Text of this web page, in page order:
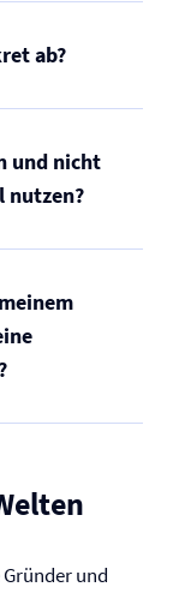
ab?
und nicht
nutzen?
und